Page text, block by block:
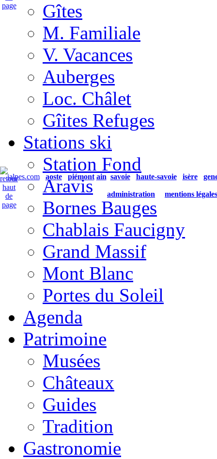
ialpes.com aoste piémont ain savoie haute-savoie isère
administration mentions légales
Gîtes
M. Familiale
V. Vacances
Auberges
Loc. Châlet
Gîites Refuges
Stations ski
Station Fond
Aravis
Bornes Bauges
Chablais Faucigny
Grand Massif
Mont Blanc
Portes du Soleil
Agenda
Patrimoine
Musées
Châteaux
Guides
Tradition
Gastronomie